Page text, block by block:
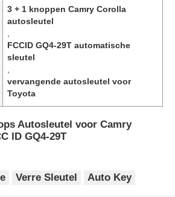
3 + 1 knoppen Camry Corolla
autosleutel
FCCID GQ4-29T automatische
sleutel
vervangende autosleutel voor
Toyota
Autosleutel voor Camry
ID GQ4-29T
Verre Sleutel Auto Key